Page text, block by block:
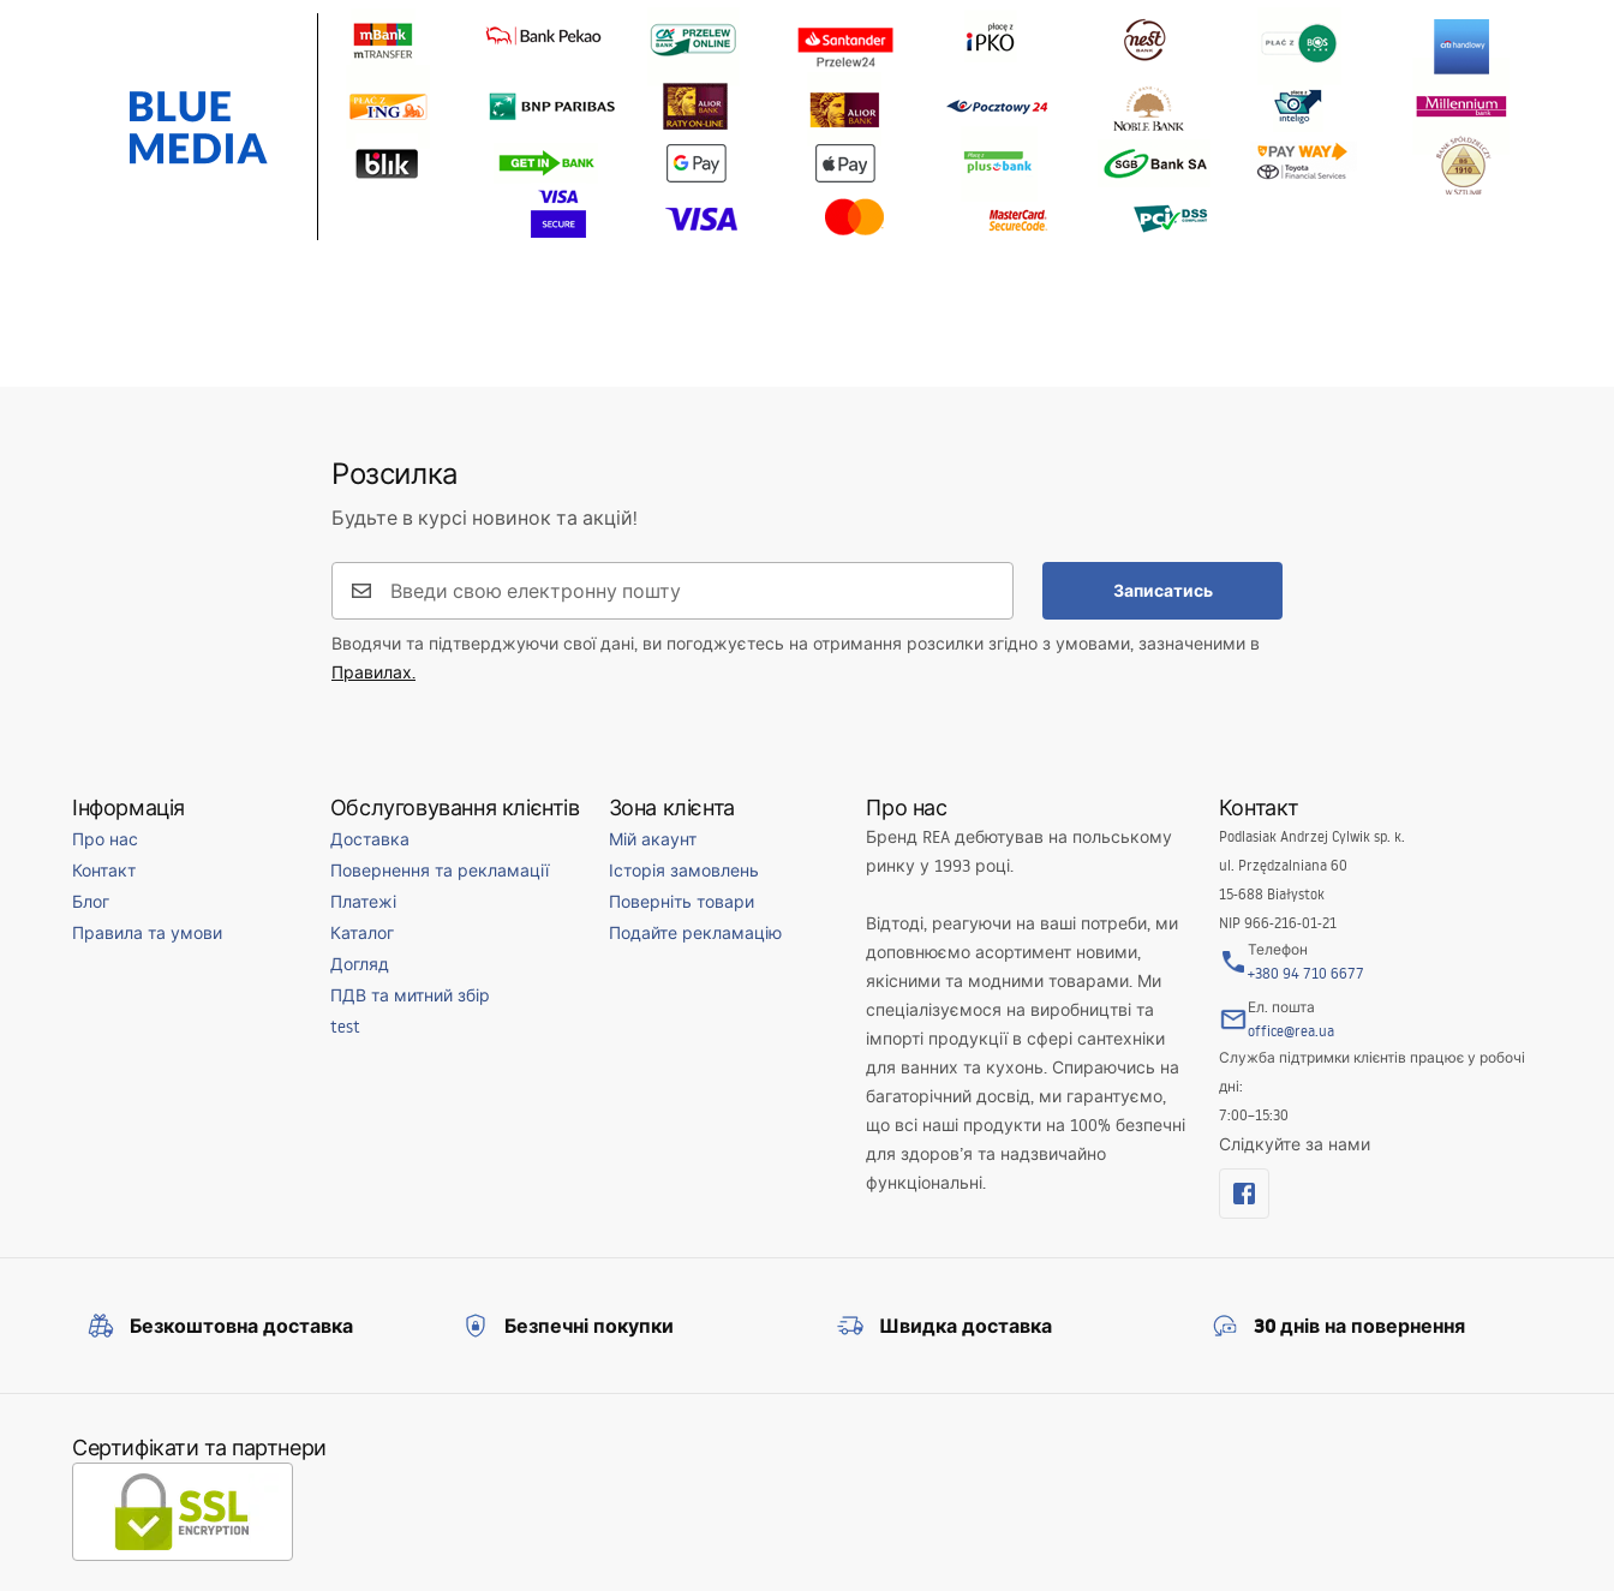
Розсилка
Будьте в курсі новинок та акцій!
Записатись
Вводячи та підтверджуючи свої дані, ви погоджуєтесь на отримання розсилки згідно з умовами, зазначеними в
Правилах.
Інформація
Про нас
Контакт
Блог
Правила та умови
Обслуговування клієнтів
Доставка
Повернення та рекламації
Платежі
Каталог
Догляд
ПДВ та митний збір
test
Зона клієнта
Мій акаунт
Історія замовлень
Поверніть товари
Подайте рекламацію
Про нас
Бренд REA дебютував на польському
ринку у 1993 році.
Відтоді, реагуючи на ваші потреби, ми
доповнюємо асортимент новими,
якісними та модними товарами. Ми
спеціалізуємося на виробництві та
імпорті продукції в сфері сантехніки
для ванних та кухонь. Спираючись на
багаторічний досвід, ми гарантуємо,
що всі наші продукти на 100% безпечні
для здоров’я та надзвичайно
функціональні.
Контакт
Podlasiak Andrzej Cylwik sp. k.
ul. Przędzalniana 60
15-688 Białystok
NIP 966-216-01-21
Телефон
+380 94 710 6677
Ел. пошта
office@rea.ua
Служба підтримки клієнтів працює у робочі
дні:
7:00–15:30
Слідкуйте за нами
Безкоштовна доставка Безпечні покупки Швидка доставка 30 днів на повернення
Сертифікати та партнери